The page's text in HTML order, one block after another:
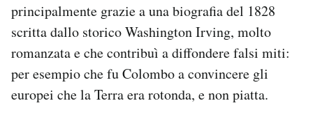
principalmente grazie a una biografia del 1828
scritta dallo storico Washington Irving, molto
romanzata e che contribuì a diffondere falsi miti:
per esempio che fu Colombo a convincere gli
europei che la Terra era rotonda, e non piatta.